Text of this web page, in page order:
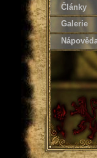
Články
Galerie